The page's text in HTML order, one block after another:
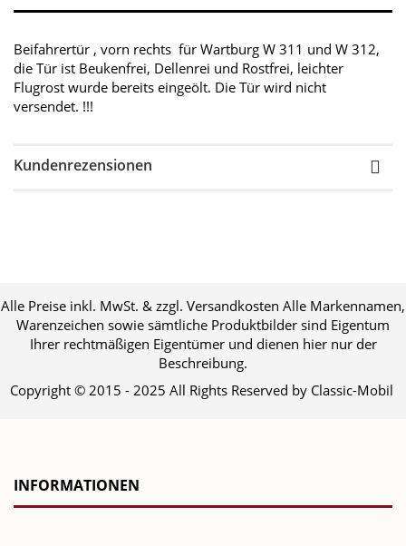
Beifahrertür , vorn rechts für Wartburg W 311 und W 312,
die Tür ist Beukenfrei, Dellenrei und Rostfrei, leichter
Flugrost wurde bereits eingeölt. Die Tür wird nicht
versendet. !!!
Kundenrezensionen
Alle Preise inkl. MwSt. & zzgl. Versandkosten Alle Markennamen,
Warenzeichen sowie sämtliche Produktbilder sind Eigentum
Ihrer rechtmäßigen Eigentümer und dienen hier nur der
Beschreibung.
Copyright © 2015 - 2025 All Rights Reserved by Classic-Mobil
INFORMATIONEN